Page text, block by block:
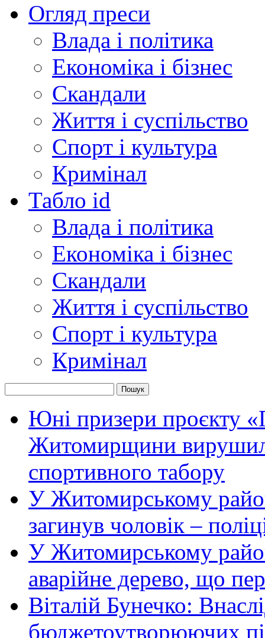
Огляд преси
Влада і політика
Економіка і бізнес
Скандали
Життя і суспільство
Спорт і культура
Кримінал
Табло id
Влада і політика
Економіка і бізнес
Скандали
Життя і суспільство
Спорт і культура
Кримінал
Юні призери проєкту
Житомирщини
спортивного табору
У Житомирському
загинув чоловік –
У Житомирському
аварійне дерево, що
Віталій Бунечко:
бюджетоутворюючих